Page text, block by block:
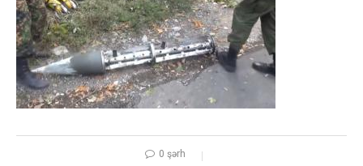
0 şərh